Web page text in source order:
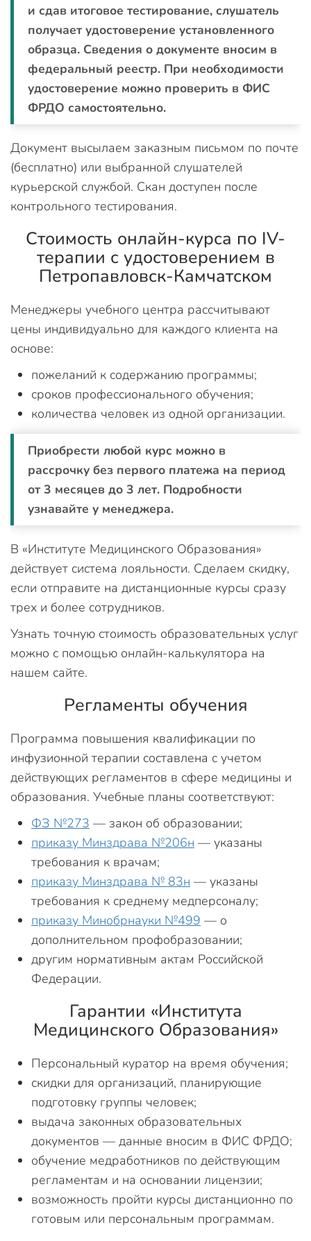
и сдав итоговое тестирование, слушатель
получает удостоверение установленного
образца. Сведения о документе вносим в
федеральный реестр. При необходимости
удостоверение можно проверить в ФИС
ФРДО самостоятельно.
Документ высылаем заказным письмом по почте
(бесплатно) или выбранной слушателей
курьерской службой. Скан доступен после
контрольного тестирования.
Стоимость онлайн-курса по IV-
терапии с удостоверением в
Петропавловск-Камчатском
Менеджеры учебного центра рассчитывают
цены индивидуально для каждого клиента на
основе:
пожеланий к содержанию программы;
сроков профессионального обучения;
количества человек из одной организации.
Приобрести любой курс можно в
рассрочку без первого платежа на период
от 3 месяцев до 3 лет. Подробности
узнавайте у менеджера.
В «Институте Медицинского Образования»
действует система лояльности. Сделаем скидку,
если отправите на дистанционные курсы сразу
трех и более сотрудников.
Узнать точную стоимость образовательных услуг
можно с помощью онлайн-калькулятора на
нашем сайте.
Регламенты обучения
Программа повышения квалификации по
инфузионной терапии составлена с учетом
действующих регламентов в сфере медицины и
образования. Учебные планы соответствуют:
ФЗ №273 — закон об образовании;
приказу Минздрава №206н — указаны
требования к врачам;
приказу Минздрава № 83н — указаны
требования к среднему медперсоналу;
приказу Минобрнауки №499 — о
дополнительном профобразовании;
другим нормативным актам Российской
Федерации.
Гарантии «Института
Медицинского Образования»
Персональный куратор на время обучения;
скидки для организаций, планирующие
подготовку группы человек;
выдача законных образовательных
документов — данные вносим в ФИС ФРДО;
обучение медработников по действующим
регламентам и на основании лицензии;
возможность пройти курсы дистанционно по
готовым или персональным программам.